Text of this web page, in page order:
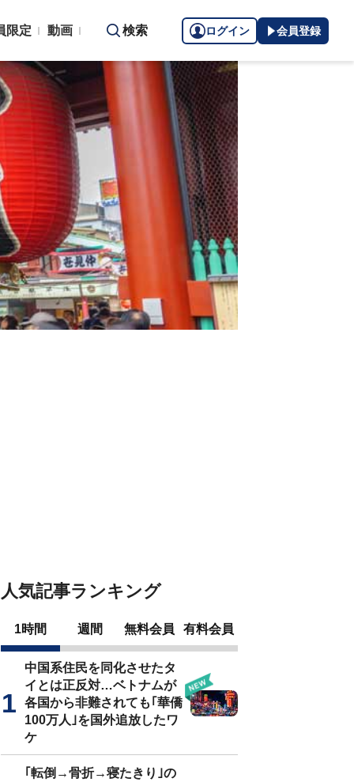
限定 動画 検索 ログイン 会員登録
人気記事ランキング
1時間 週間 無料会員 有料会員
中国系住民を同化させたタ
イとは正反対…ベトナムが
各国から非難されても｢華僑
100万人｣を国外追放したワ
ケ
｢転倒→骨折→寝たきり｣の